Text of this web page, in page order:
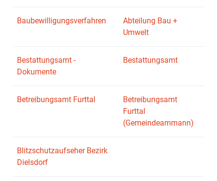
Baubewilligungsverfahren
Abteilung Bau +
Umwelt
Bestattungsamt -
Dokumente
Bestattungsamt
Betreibungsamt Furttal
Betreibungsamt
Furttal
(Gemeindeammann)
Blitzschutzaufseher Bezirk
Dielsdorf